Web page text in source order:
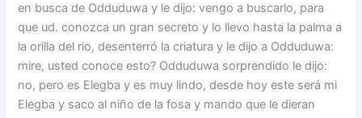
en busca de Odduduwa y le dijo: vengo a buscarlo, para
que ud. conozca un gran secreto y lo llevo hasta la palma a
la orilla del rio, desenterró la criatura y le dijo a Odduduwa:
mire, usted conoce esto? Odduduwa sorprendido le dijo:
no, pero es Elegba y es muy lindo, desde hoy este será mi
Elegba y saco al niño de la fosa y mando que le dieran